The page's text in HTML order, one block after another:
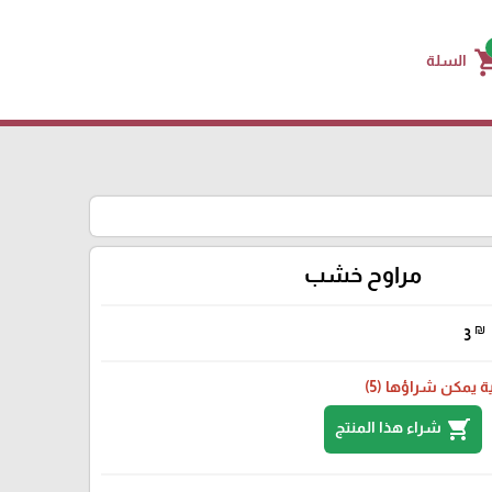
السلة
مراوح خشب
3 ₪
يمكن شراؤها (5)
shopping_cart شراء هذا المنتج